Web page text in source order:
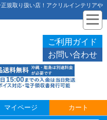
規取り扱い店！アクリルインテリアや
ご利用ガイド
お問い合わせ
マイページ カート